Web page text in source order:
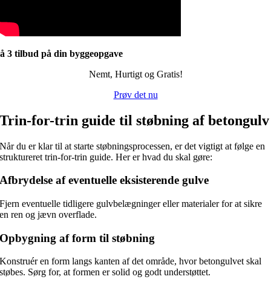
3 tilbud på din byggeopgave
Nemt, Hurtigt og Gratis!
Prøv det nu
Trin-for-trin guide til støbning af betongulv
Når du er klar til at starte støbningsprocessen, er det vigtigt at følge en
struktureret trin-for-trin guide. Her er hvad du skal gøre:
Afbrydelse af eventuelle eksisterende gulve
Fjern eventuelle tidligere gulvbelægninger eller materialer for at sikre
en ren og jævn overflade.
Opbygning af form til støbning
Konstruér en form langs kanten af det område, hvor betongulvet skal
støbes. Sørg for, at formen er solid og godt understøttet.